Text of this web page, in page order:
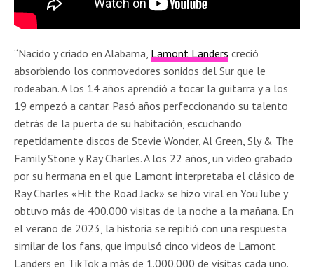
“Nacido y criado en Alabama,Lamont Landers creció
absorbiendo los conmovedores sonidos del Sur que le
rodeaban. A los 14 años aprendió a tocar la guitarra y a los
19 empezó a cantar. Pasó años perfeccionando su talento
detrás de la puerta de su habitación, escuchando
repetidamente discos de Stevie Wonder, Al Green, Sly & The
Family Stone y Ray Charles. A los 22 años, un video grabado
por su hermana en el que Lamont interpretaba el clásico de
Ray Charles «Hit the Road Jack» se hizo viral en YouTube y
obtuvo más de 400.000 visitas de la noche a la mañana. En
el verano de 2023, la historia se repitió con una respuesta
similar de los fans, que impulsó cinco videos de Lamont
Landers en TikTok a más de 1.000.000 de visitas cada uno.